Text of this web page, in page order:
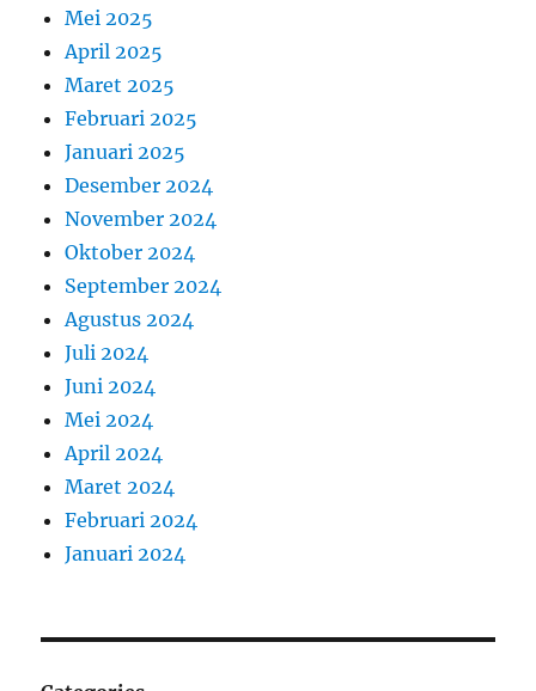
Mei 2025
April 2025
Maret 2025
Februari 2025
Januari 2025
Desember 2024
November 2024
Oktober 2024
September 2024
Agustus 2024
Juli 2024
Juni 2024
Mei 2024
April 2024
Maret 2024
Februari 2024
Januari 2024